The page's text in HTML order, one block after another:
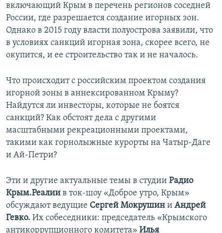
включающий Крым в перечень регионов соседней
России, где разрешается создание игорных зон.
Однако в 2015 году власти полуострова заявили, что
в условиях санкций игорная зона, скорее всего, не
окупится, и ее строительство так и не началось.
Что происходит с российским проектом создания
игорной зоны в аннексированном Крыму?
Найдутся ли инвесторы, которые не боятся
санкций? Как обстоят дела с другими
масштабными рекреационными проектами,
такими как горнолыжные курорты на Чатыр-Даге
и Ай-Петри?
Эти и другие актуальные темы в студии Радио
Крым.Реалии в ток-шоу «Доброе утро, Крым»
обсуждают ведущие Сергей Мокрушин и Андрей
Гевко. Их собеседники: председатель «Крымского
антикоррупционного комитета» Илья